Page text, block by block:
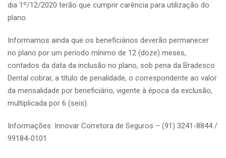
dia 1º/12/2020 terão que cumprir carência para utilização do
plano.
Informamos ainda que os beneficiários deverão permanecer
no plano por um período mínimo de 12 (doze) meses,
contados da data da inclusão no plano, sob pena da Bradesco
Dental cobrar, a título de penalidade, o correspondente ao valor
da mensalidade por beneficiário, vigente à época da exclusão,
multiplicada por 6 (seis).
Informações: Innovar Corretora de Seguros – (91) 3241-8844 /
99184-0101